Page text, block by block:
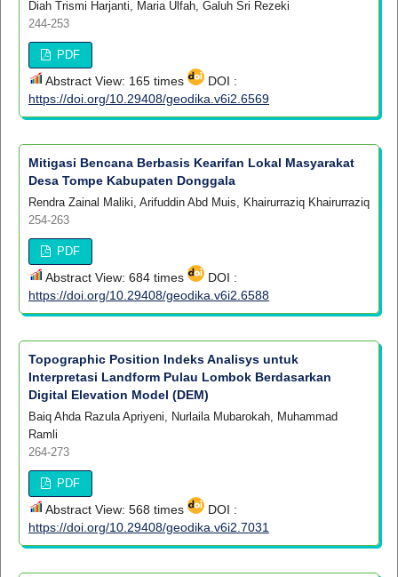
Diah Trismi Harjanti, Maria Ulfah, Galuh Sri Rezeki
244-253
PDF
Abstract View: 165 times
DOI :
https://doi.org/10.29408/geodika.v6i2.6569
Mitigasi Bencana Berbasis Kearifan Lokal Masyarakat
Desa Tompe Kabupaten Donggala
Rendra Zainal Maliki, Arifuddin Abd Muis, Khairurraziq Khairurraziq
254-263
PDF
Abstract View: 684 times
DOI :
https://doi.org/10.29408/geodika.v6i2.6588
Topographic Position Indeks Analisys untuk
Interpretasi Landform Pulau Lombok Berdasarkan
Digital Elevation Model (DEM)
Baiq Ahda Razula Apriyeni, Nurlaila Mubarokah, Muhammad
Ramli
264-273
PDF
Abstract View: 568 times
DOI :
https://doi.org/10.29408/geodika.v6i2.7031